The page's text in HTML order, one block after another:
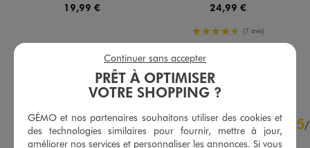
19,99 €
AU PANIER
24,99 €
4.5/5 de moyenne
(7 avis)
4.9/5 5/
Avis vérifié et récompensé
PRÊT À OPTIMISER
VOTRE SHOPPING ?
GÉMO et nos partenaires souhaitons utiliser des cookies et
des technologies similaires pour fournir, mettre à jour,
améliorer nos services et personnaliser les annonces. Si vous
Continuer sans accepter